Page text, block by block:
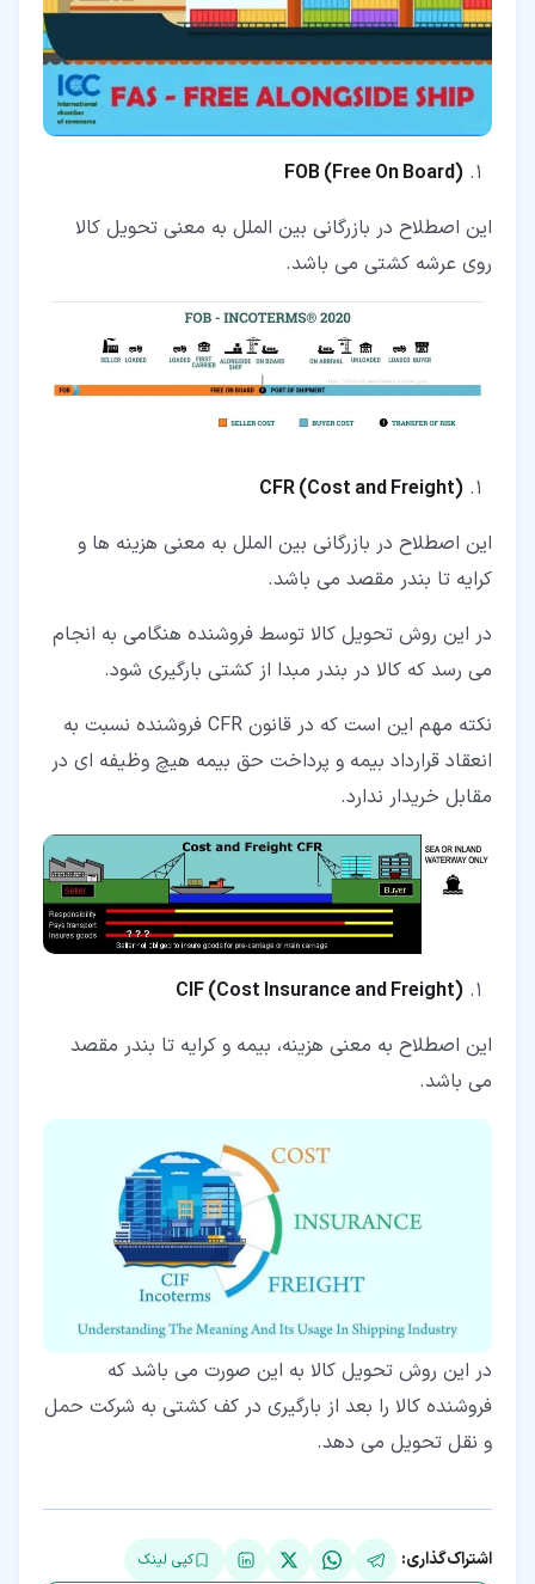
FOB(Free On Board)
این اصطلاح در بازرگانی بین الملل به معنی تحویل کالا
روی عرشه کشتی می باشد.
CFR(Cost and Freight)
این اصطلاح در بازرگانی بین الملل به معنی هزینه ها و
کرایه تا بندر مقصد می باشد.
در این روش تحویل کالا توسط فروشنده هنگامی به انجام
می رسد که کالا در بندر مبدا از کشتی بارگیری شود.
نکته مهم این است که در قانون CFR فروشنده نسبت به
انعقاد قرارداد بیمه و پرداخت حق بیمه هیچ وظیفه ای در
مقابل خریدار ندارد.
CIF(Cost Insurance and Freight)
این اصطلاح به معنی هزینه، بیمه و کرایه تا بندر مقصد
می باشد.
در این روش تحویل کالا به این صورت می باشد که
فروشنده کالا را بعد از بارگیری در کف کشتی به شرکت حمل
و نقل تحویل می دهد.
اشتراک‌گذاری: کپی لینک